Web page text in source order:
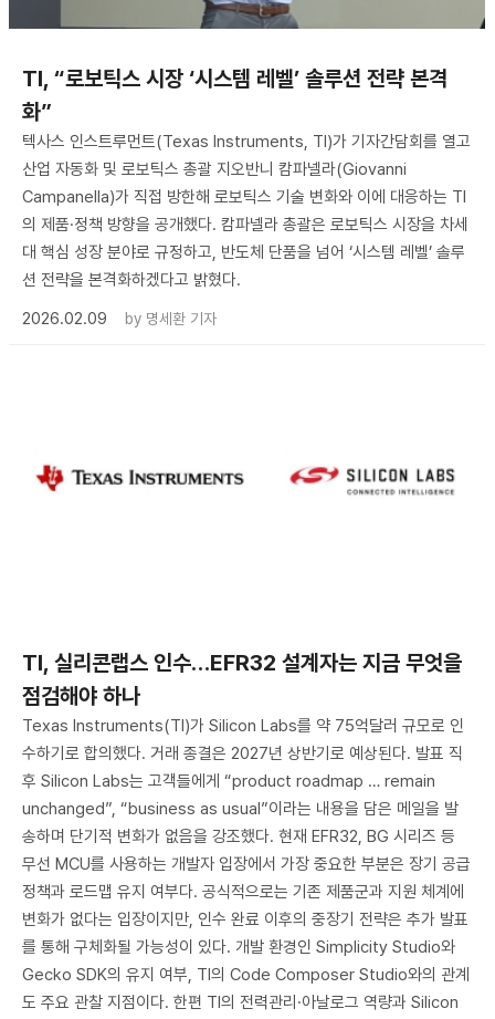
TI, “로보틱스 시장 ‘시스템 레벨’ 솔루션 전략 본격
화”
텍사스 인스트루먼트(Texas Instruments, TI)가 기자간담회를 열고
산업 자동화 및 로보틱스 총괄 지오반니 캄파넬라(Giovanni
Campanella)가 직접 방한해 로보틱스 기술 변화와 이에 대응하는 TI
의 제품·정책 방향을 공개했다. 캄파넬라 총괄은 로보틱스 시장을 차세
대 핵심 성장 분야로 규정하고, 반도체 단품을 넘어 ‘시스템 레벨’ 솔루
션 전략을 본격화하겠다고 밝혔다.
2026.02.09
by 명세환 기자
TI, 실리콘랩스 인수…EFR32 설계자는 지금 무엇을
점검해야 하나
Texas Instruments(TI)가 Silicon Labs를 약 75억달러 규모로 인
수하기로 합의했다. 거래 종결은 2027년 상반기로 예상된다. 발표 직
후 Silicon Labs는 고객들에게 “product roadmap … remain
unchanged”, “business as usual”이라는 내용을 담은 메일을 발
송하며 단기적 변화가 없음을 강조했다. 현재 EFR32, BG 시리즈 등
무선 MCU를 사용하는 개발자 입장에서 가장 중요한 부분은 장기 공급
정책과 로드맵 유지 여부다. 공식적으로는 기존 제품군과 지원 체계에
변화가 없다는 입장이지만, 인수 완료 이후의 중장기 전략은 추가 발표
를 통해 구체화될 가능성이 있다. 개발 환경인 Simplicity Studio와
Gecko SDK의 유지 여부, TI의 Code Composer Studio와의 관계
도 주요 관찰 지점이다. 한편 TI의 전력관리·아날로그 역량과 Silicon